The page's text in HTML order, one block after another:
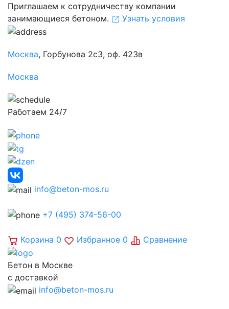
Приглашаем к сотрудничеству компании
занимающиеся бетоном.
Узнать условия
Москва, Горбунова 2с3, оф. 423в
Москва
Работаем 24/7
info@beton-mos.ru
+7 (495) 374-56-00
Корзина 0 Избранное 0 Сравнение
Бетон в Москве
с доставкой
info@beton-mos.ru